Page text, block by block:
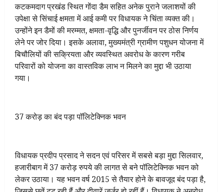
कटकमदाग प्रखंड स्थित गोंदा डैम सहित अनेक पुराने जलाशयों की
उपेक्षा से सिंचाई क्षमता में आई कमी पर विधायक ने चिंता व्यक्त की।
उन्होंने इन डैमों की मरम्मत, क्षमता-वृद्धि और पुनर्जीवन पर ठोस निर्णय
लेने पर जोर दिया। इसके अलावा, मुख्यमंत्री ग्रामीण पशुधन योजना में
बिचौलियों की सक्रियता और व्यवस्थित अवरोध के कारण गरीब
परिवारों को योजना का वास्तविक लाभ न मिलने का मुद्दा भी उठाया
गया।
37 करोड़ का बंद पड़ा पॉलिटेक्निक भवन
विधायक प्रदीप प्रसाद ने सदन एवं परिसर में सबसे बड़ा मुद्दा सिलवार,
हजारीबाग में 37 करोड़ रुपये की लागत से बने पॉलिटेक्निक भवन को
लेकर उठाया। यह भवन वर्ष 2015 से तैयार होने के बावजूद बंद पड़ा है,